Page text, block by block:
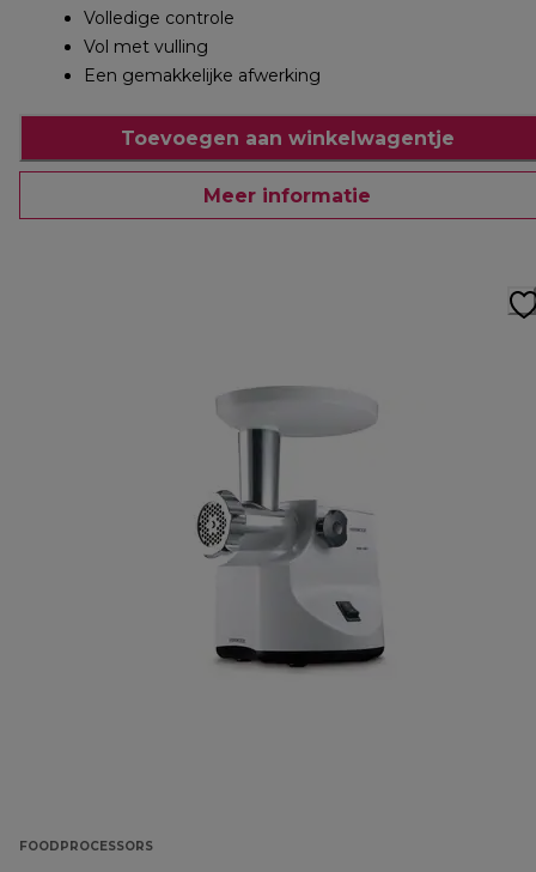
Volledige controle
Vol met vulling
Een gemakkelijke afwerking
Toevoegen aan winkelwagentje
Meer informatie
FOODPROCESSORS